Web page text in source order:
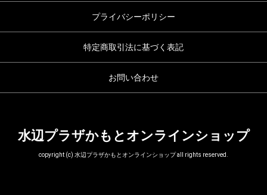
プライバシーポリシー
特定商取引法に基づく表記
お問い合わせ
水辺プラザかもとオンラインショップ
copyright (c) 水辺プラザかもとオンラインショップ all rights reserved.